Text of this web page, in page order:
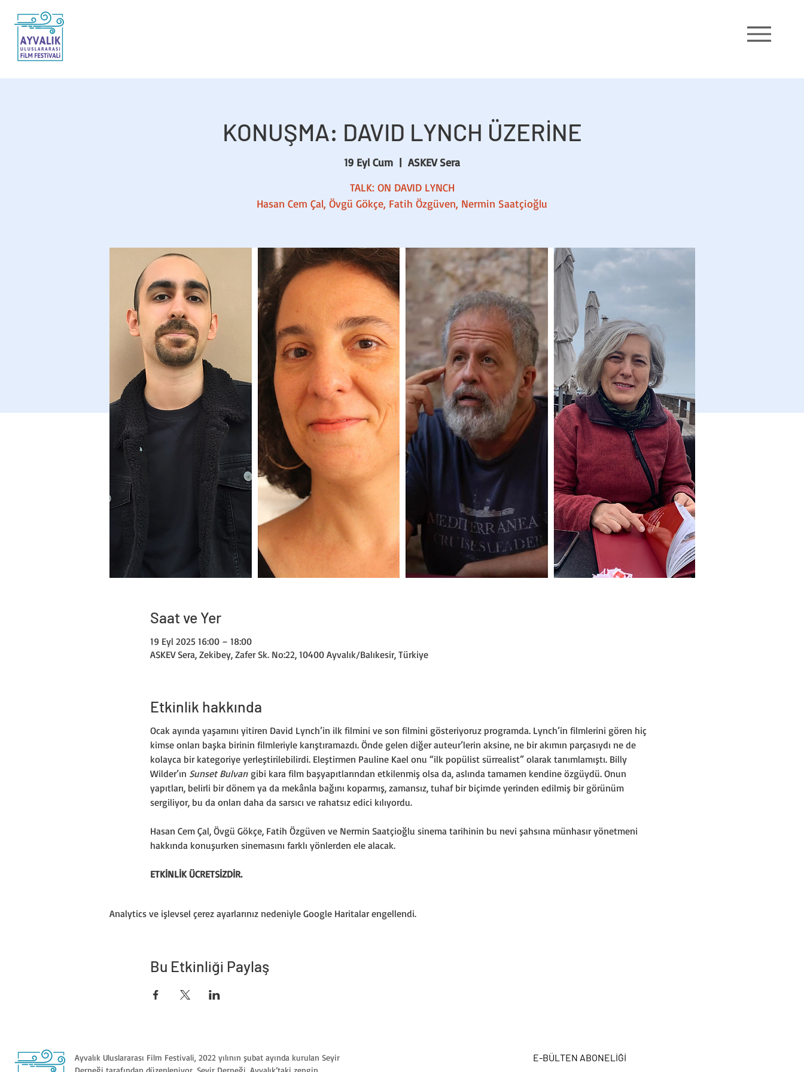
KONUŞMA: DAVID LYNCH ÜZERİNE
19 Eyl Cum
  |
ASKEV Sera
TALK: ON DAVID LYNCH
Hasan Cem Çal, Övgü Gökçe, Fatih Özgüven, Nermin Saatçioğlu
Saat ve Yer
19 Eyl 2025 16:00 – 18:00
ASKEV Sera, Zekibey, Zafer Sk. No:22, 10400 Ayvalık/Balıkesir, Türkiye
Etkinlik hakkında
Ocak ayında yaşamını yitiren David Lynch’in ilk filmini ve son filmini gösteriyoruz programda. Lynch’in filmlerini gören hiç
kimse onları başka birinin filmleriyle karıştıramazdı. Önde gelen diğer auteur’lerin aksine, ne bir akımın parçasıydı ne de
kolayca bir kategoriye yerleştirilebilirdi. Eleştirmen Pauline Kael onu “ilk popülist sürrealist” olarak tanımlamıştı. Billy
Wilder’ın Sunset Bulvarı gibi kara film başyapıtlarından etkilenmiş olsa da, aslında tamamen kendine özgüydü. Onun
yapıtları, belirli bir dönem ya da mekânla bağını koparmış, zamansız, tuhaf bir biçimde yerinden edilmiş bir görünüm
sergiliyor, bu da onları daha da sarsıcı ve rahatsız edici kılıyordu.
Hasan Cem Çal, Övgü Gökçe, Fatih Özgüven ve Nermin Saatçioğlu sinema tarihinin bu nevi şahsına münhasır yönetmeni
hakkında konuşurken sinemasını farklı yönlerden ele alacak.
ETKİNLİK ÜCRETSİZDİR.
Analytics ve işlevsel çerez ayarlarınız nedeniyle Google Haritalar engellendi.
Bu Etkinliği Paylaş
Ayvalık Uluslararası Film Festivali, 2022 yılının şubat ayında kurulan Seyir
Derneği tarafından düzenleniyor. Seyir Derneği, Ayvalık’taki zengin
E-BÜLTEN ABONELİĞİ